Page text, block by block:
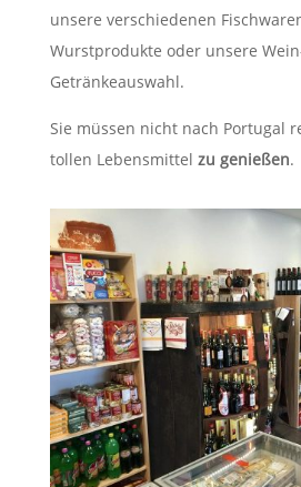
unsere verschiedenen
Wurstprodukte oder unsere
Getränkeauswahl.
Sie müssen nicht nach Portugal
tollen Lebensmittel zu genießen.